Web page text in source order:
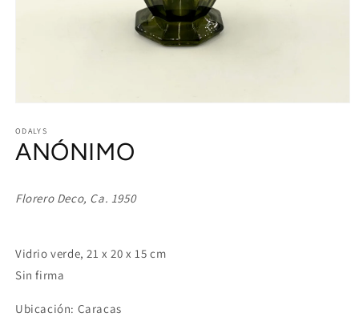
1
in
modal
ODALYS
ANÓNIMO
Florero Deco, Ca. 1950
Vidrio verde, 21 x 20 x 15 cm
Sin firma
Ubicación: Caracas